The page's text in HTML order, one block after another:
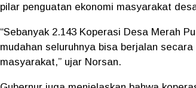
pilar penguatan ekonomi masyarakat
“Sebanyak 2.143 Koperasi Desa Merah
mudahan seluruhnya bisa berjalan
masyarakat,” ujar Norsan.